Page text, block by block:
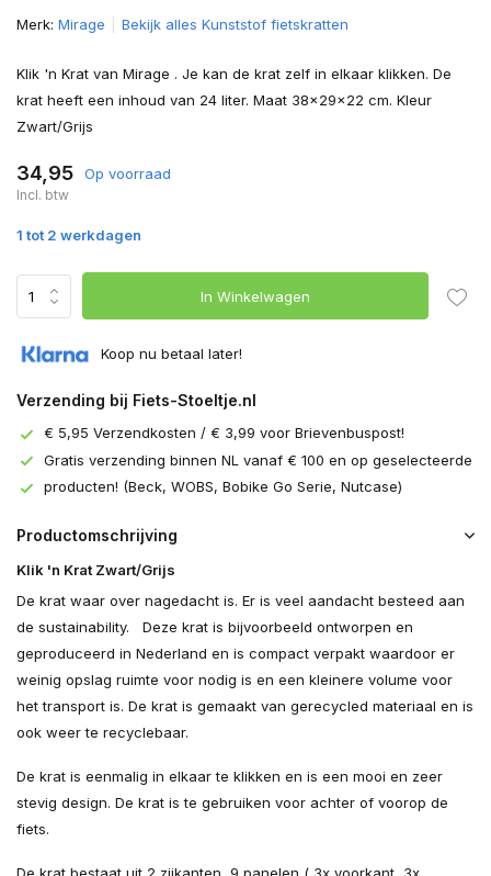
Merk: Mirage Bekijk alles Kunststof fietskratten
Klik 'n Krat van Mirage . Je kan de krat zelf in elkaar klikken. De
krat heeft een inhoud van 24 liter. Maat 38x29x22 cm. Kleur
Zwart/Grijs
34,95 Op voorraad
Incl. btw
1 tot 2 werkdagen
In Winkelwagen
Koop nu betaal later!
Verzending bij Fiets-Stoeltje.nl
€ 5,95 Verzendkosten / € 3,99 voor Brievenbuspost!
Gratis verzending binnen NL vanaf € 100 en op geselecteerde
producten! (Beck, WOBS, Bobike Go Serie, Nutcase)
Productomschrijving
Klik 'n Krat Zwart/Grijs
De krat waar over nagedacht is. Er is veel aandacht besteed aan
de sustainability. Deze krat is bijvoorbeeld ontworpen en
geproduceerd in Nederland en is compact verpakt waardoor er
weinig opslag ruimte voor nodig is en een kleinere volume voor
het transport is. De krat is gemaakt van gerecycled materiaal en is
ook weer te recyclebaar.
De krat is eenmalig in elkaar te klikken en is een mooi en zeer
stevig design. De krat is te gebruiken voor achter of voorop de
fiets.
De krat bestaat uit 2 zijkanten, 9 panelen ( 3x voorkant, 3x